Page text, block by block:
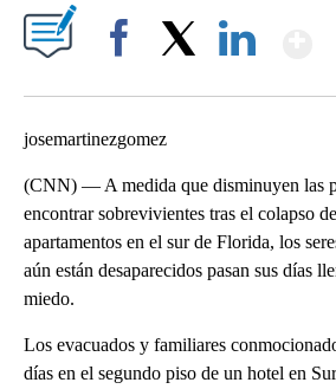
josemartinezgomez
(CNN) — A medida que disminuyen las
encontrar sobrevivientes tras el colapso
apartamentos en el sur de Florida, los
aún están desaparecidos pasan sus días
miedo.
Los evacuados y familiares
días en el segundo piso de un hotel en